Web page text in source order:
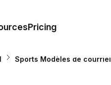
Pricing
Modèles
Sports Modèles de courriel